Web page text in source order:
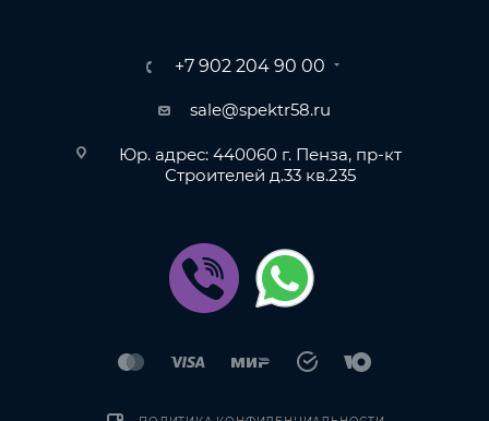
+7 902 204 90 00
sale@spektr58.ru
Юр. адрес: 440060 г. Пенза, пр-кт
Строителей д.33 кв.235